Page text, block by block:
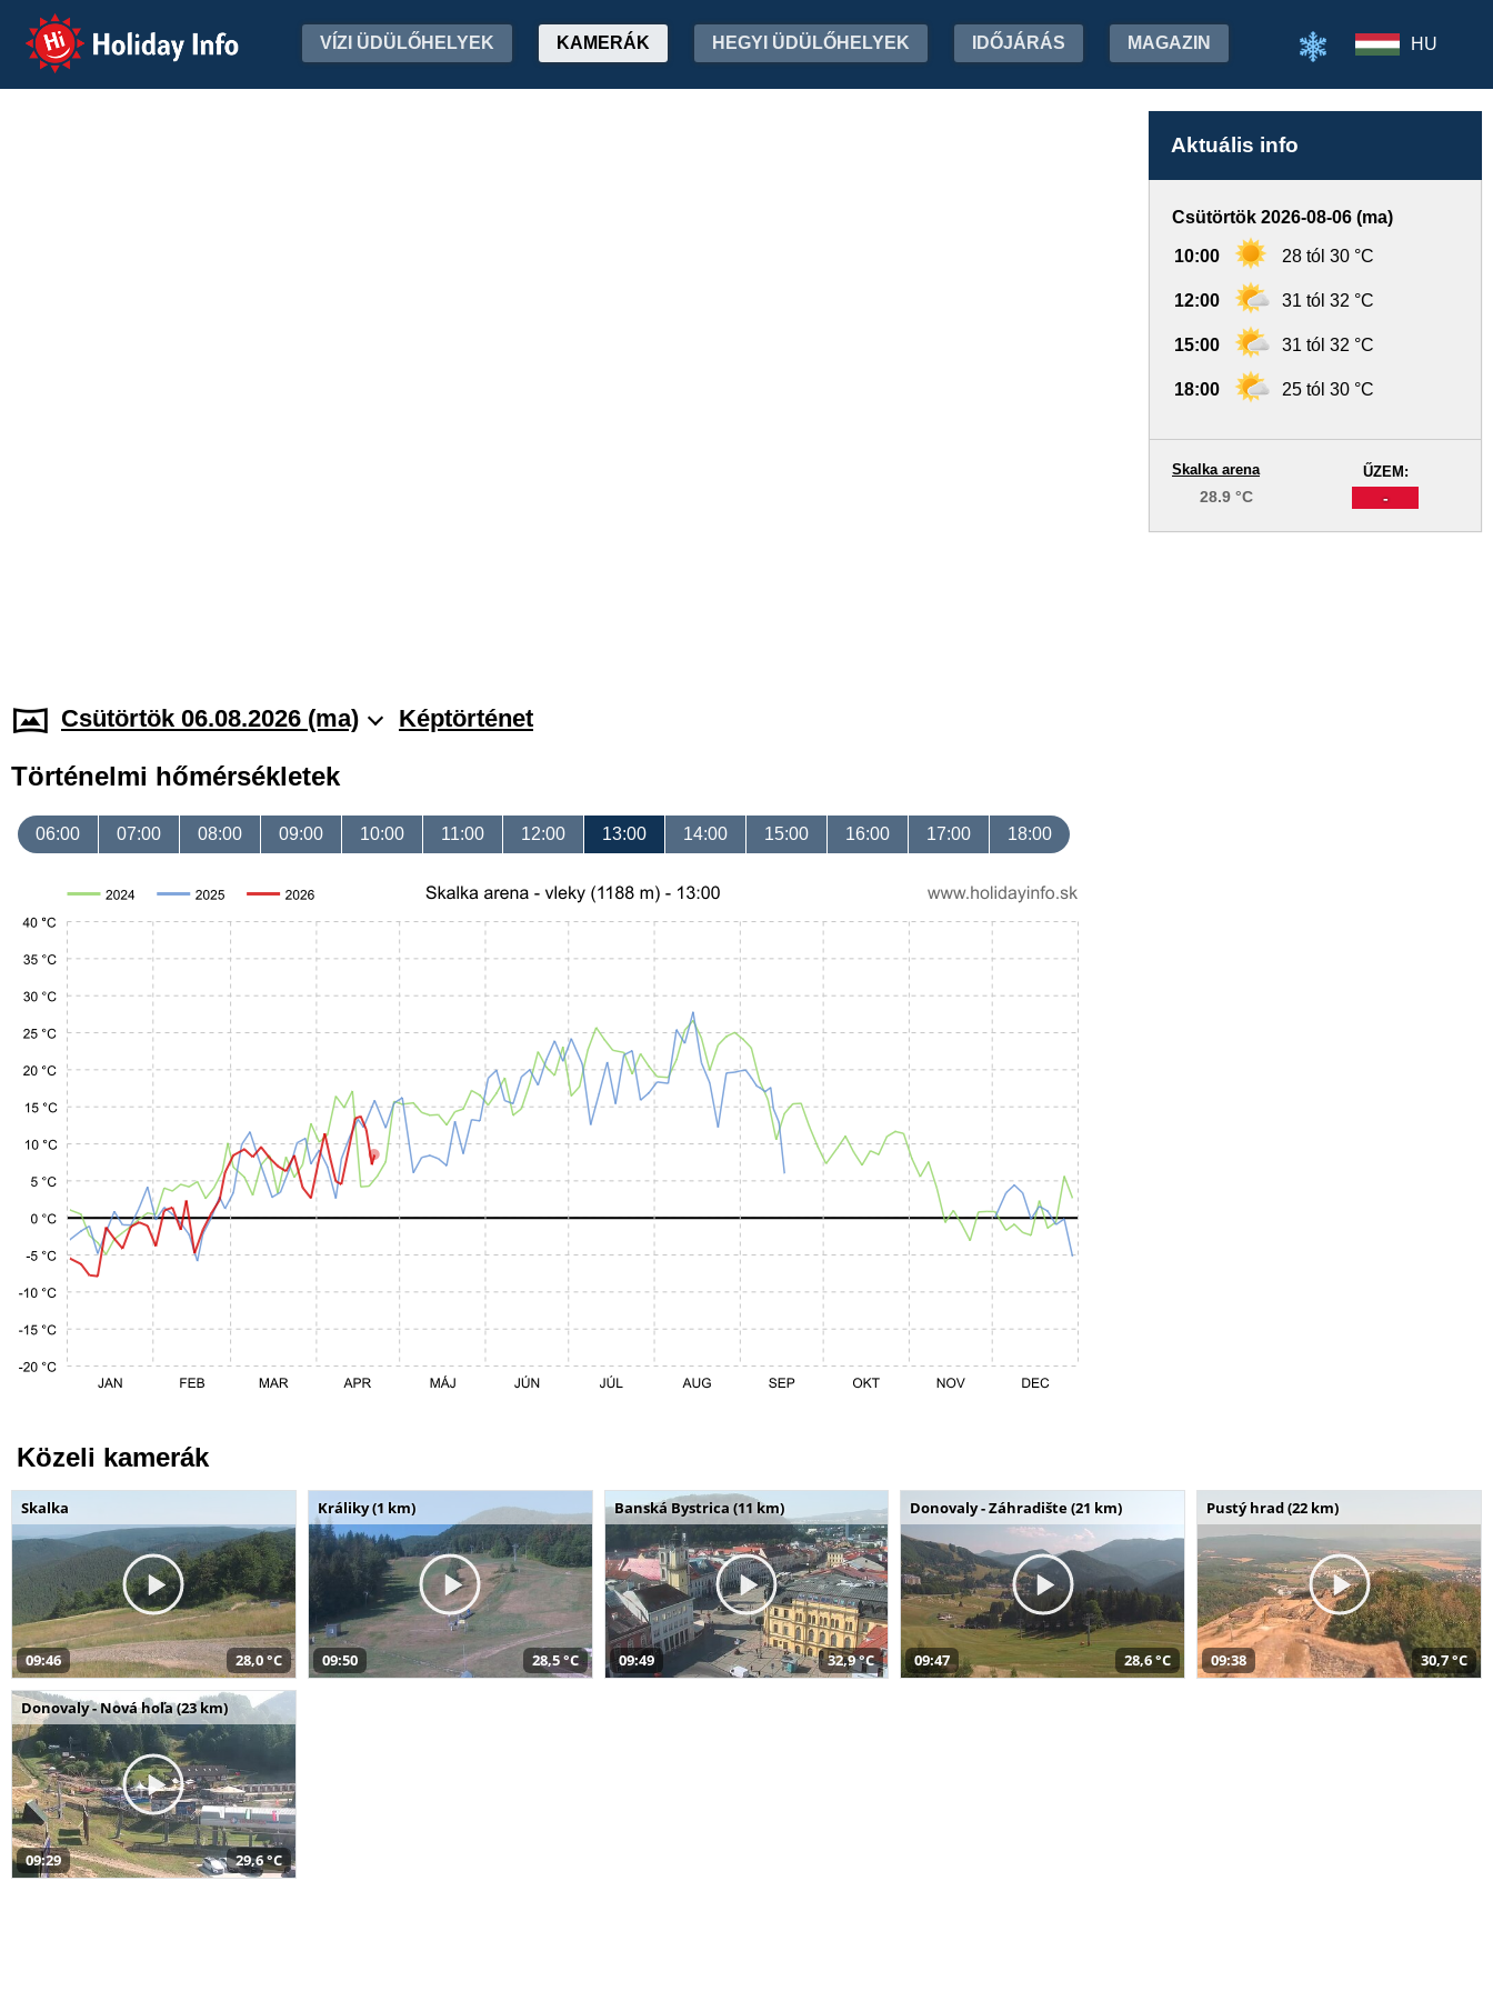
Holiday Info VÍZI ÜDÜLŐHELYEK KAMERÁK HEGYI ÜDÜLŐHELYEK IDŐJÁRÁS MAGAZIN HU
Aktuális info
Csütörtök 2026-08-06 (ma)
10:00 28 tól 30 °C
12:00 31 tól 32 °C
15:00 31 tól 32 °C
18:00 25 tól 30 °C
ŰZEM:
-
Skalka arena
28.9 °C
Csütörtök 06.08.2026 (ma) Képtörténet
Történelmi hőmérsékletek
06:00 07:00 08:00 09:00 10:00 11:00 12:00 13:00 14:00 15:00 16:00 17:00 18:00
Közeli kamerák
Skalka
09:46 28,0 °C
Králiky (1 km)
09:50 28,5 °C
Banská Bystrica (11 km)
09:49 32,9 °C
Donovaly - Záhradište (21 km)
09:47 28,6 °C
Pustý hrad (22 km)
09:38 30,7 °C
Donovaly - Nová hoľa (23 km)
09:29 29,6 °C